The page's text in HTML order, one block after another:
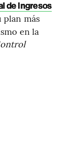
de Ingresos
más
en la